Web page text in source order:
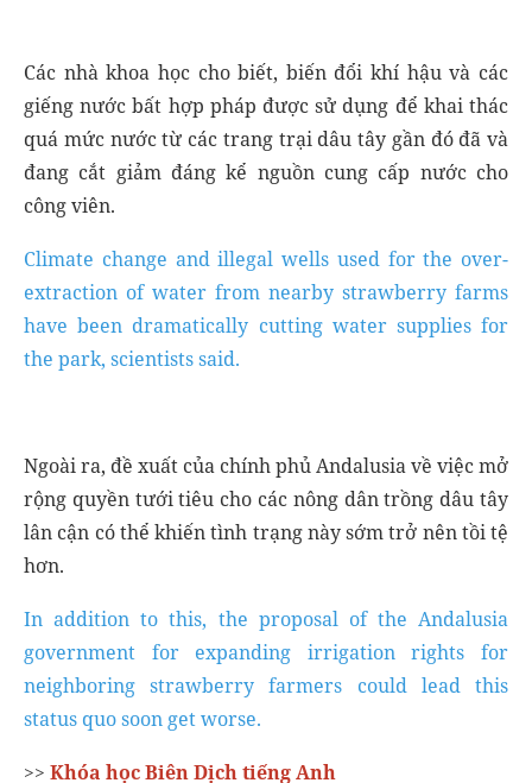
Các nhà khoa học cho biết, biến đổi khí hậu và các
giếng nước bất hợp pháp được sử dụng để khai thác
quá mức nước từ các trang trại dâu tây gần đó đã và
đang cắt giảm đáng kể nguồn cung cấp nước cho
công viên.
Climate change and illegal wells used for the over-
extraction of water from nearby strawberry farms
have been dramatically cutting water supplies for
the park, scientists said.
Ngoài ra, đề xuất của chính phủ Andalusia về việc mở
rộng quyền tưới tiêu cho các nông dân trồng dâu tây
lân cận có thể khiến tình trạng này sớm trở nên tồi tệ
hơn.
In addition to this, the proposal of the Andalusia
government for expanding irrigation rights for
neighboring strawberry farmers could lead this
status quo soon get worse.
>> Khóa học Biên Dịch tiếng Anh